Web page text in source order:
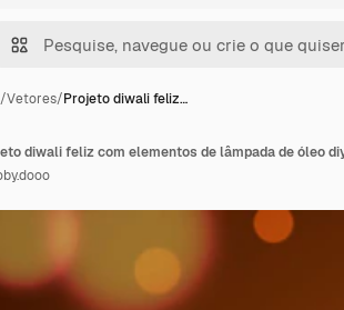
/Vetores/Projeto diwali feliz…